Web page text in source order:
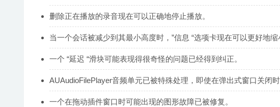
删除正在播放的录音现在可以正确地停止播放。
当一个会话被减少到其最小高度时，”信息 “选项卡现在可以更好地缩
一个 “延迟 “滑块可能表现得很奇怪的问题已经得到纠正。
AUAudioFilePlayer音频单元已被特殊处理，即使在弹出式窗口关闭时
一个在拖动插件窗口时可能出现的图形故障已被修复。